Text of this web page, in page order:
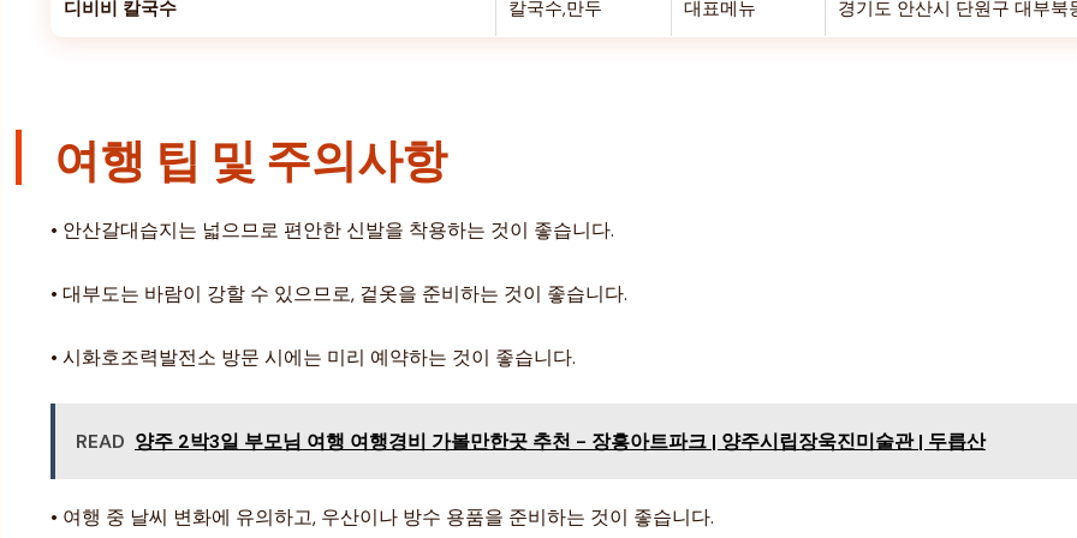
디비비 칼국수 칼국수,만두 대표메뉴 경기도 안산시 단원구 대부북
여행 팁 및 주의사항
• 안산갈대습지는 넓으므로 편안한 신발을 착용하는 것이 좋습니다.
• 대부도는 바람이 강할 수 있으므로, 겉옷을 준비하는 것이 좋습니다.
• 시화호조력발전소 방문 시에는 미리 예약하는 것이 좋습니다.
READ 양주 2박3일 부모님 여행 여행경비 가볼만한곳 추천 - 장흥아트파크 | 양주시립장욱진미술관 | 두릅산
• 여행 중 날씨 변화에 유의하고, 우산이나 방수 용품을 준비하는 것이 좋습니다.